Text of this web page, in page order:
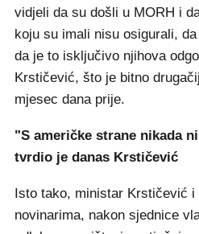
vidjeli da su došli u MORH i
koju su imali nisu osigurali,
da je to isključivo njihova
Krstičević, što je bitno
mjesec dana prije.
"S američke strane nikada
tvrdio je danas Krstičević
Isto tako, ministar Krstičević i
novinarima, nakon sjednice